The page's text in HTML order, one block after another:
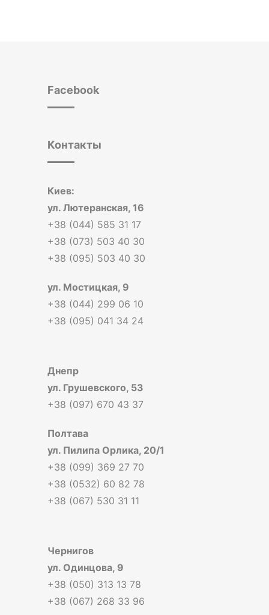
Facebook
Контакты
Киев:
ул. Лютеранская, 16
+38 (044) 585 31 17
+38 (073) 503 40 30
+38 (095) 503 40 30
ул. Мостицкая, 9
+38 (044) 299 06 10
+38 (095) 041 34 24
Днепр
ул. Грушевского, 53
+38 (097) 670 43 37
Полтава
ул. Пилипа Орлика, 20/1
+38 (099) 369 27 70
+38 (0532) 60 82 78
+38 (067) 530 31 11
Чернигов
ул. Одинцова, 9
+38 (050) 313 13 78
+38 (067) 268 33 96